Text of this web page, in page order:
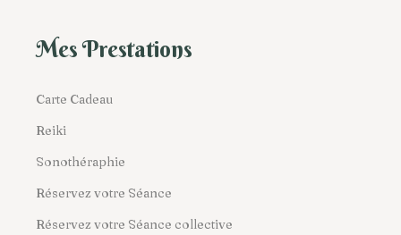
Mes Prestations
Carte Cadeau
Reiki
Sonothéraphie
Réservez votre Séance
Réservez votre Séance collective